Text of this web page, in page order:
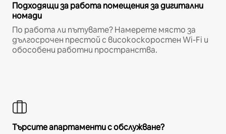
Подходящи за работа помещения за дигитални
номади
По работа ли пътувате? Намерете място за
дългосрочен престой с високоскоростен Wi-Fi и
обособени работни пространства.
Търсите апартаменти с обслужване?